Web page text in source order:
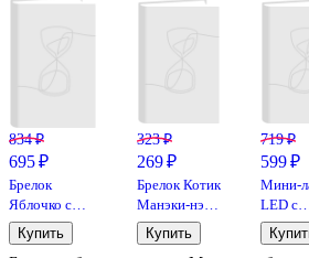
834 ₽
695 ₽
Брелок
Яблочко с
ножками
(текстиль)
Купить
323 ₽
269 ₽
Брелок Котик
Манэки-нэко
(бэби)
(металл) (12-
Купить
719 ₽
599 ₽
Мини-
LED с